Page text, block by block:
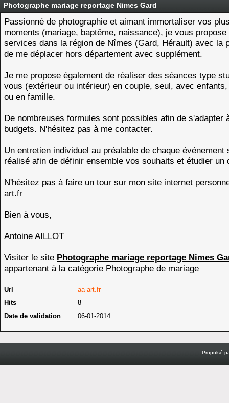
Photographe mariage reportage Nimes Gard
Passionné de photographie et aimant immortaliser vos
moments (mariage, baptême, naissance), je vous propose
services dans la région de Nîmes (Gard, Hérault) avec la
de me déplacer hors département avec supplément.
Je me propose également de réaliser des séances type
vous (extérieur ou intérieur) en couple, seul, avec
ou en famille.
De nombreuses formules sont possibles afin de s'adapter
budgets. N'hésitez pas à me contacter.
Un entretien individuel au préalable de chaque événement
réalisé afin de définir ensemble vos souhaits et étudier un
N'hésitez pas à faire un tour sur mon site internet
art.fr
Bien à vous,
Antoine AILLOT
Visiter le site Photographe mariage reportage Nimes
appartenant à la catégorie Photographe de mariage
Url
aa-art.fr
Hits
8
Date de validation
06-01-2014
Propulsé